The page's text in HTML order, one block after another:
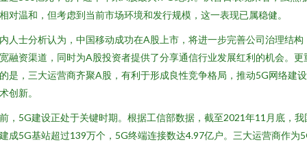
对温和，但考虑到当前市场环境和发行规模，这一表现已属稳健。
人士分析认为，中国移动成功在A股上市，将进一步完善公司治理结构
融资渠道，同时为A股投资者提供了分享通信行业发展红利的机会。更
是，三大运营商齐聚A股，有利于形成良性竞争格局，推动5G网络建
创新。
，5G建设正处于关键时期。根据工信部数据，截至2021年11月底，我
成5G基站超过139万个，5G终端连接数达4.97亿户。三大运营商作为